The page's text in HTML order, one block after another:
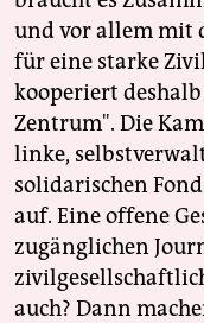
und vor allem mit
für eine starke
kooperiert
Zentrum". Die
linke,
solidarischen
auf. Eine offene
zugänglichen
auch? Dann